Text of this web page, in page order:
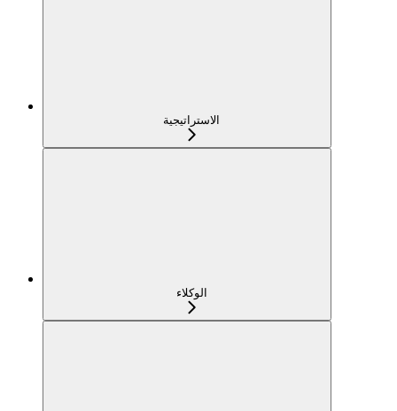
الاستراتيجية
الوكلاء